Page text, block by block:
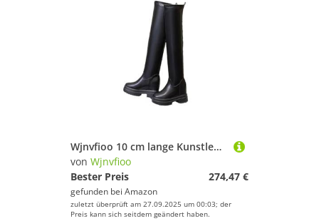
Wjnvfioo 10 cm lange Kunstleder-Stiefel, runde Zehenpartie, Frühlings-Plateau-Reißverschluss, Herbststiefel, Winter, kniehohe Stiefel, Schneeschuhe
von Wjnvfioo
Bester Preis
274,47 €
gefunden bei Amazon
zuletzt überprüft am 27.09.2025 um 00:03; der
Preis kann sich seitdem geändert haben.